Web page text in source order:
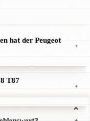
hat der Peugeot
+
T87
+